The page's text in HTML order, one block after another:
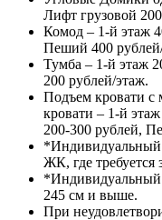
Лифт грузовой
Комод – 1-й этаж
Пеший 400
Тумба – 1-й этаж
200 рублей/этаж.
Подъем кровати с
кровати – 1-й
200-300 рублей,
*Индивидуальный
ЖК, где требуется
*Индивидуальный
245 см и выше.
При